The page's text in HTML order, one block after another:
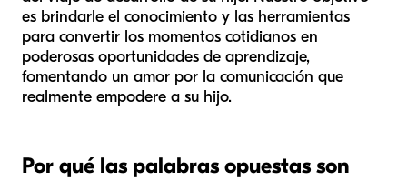
es brindarle el conocimiento y las herramientas
para convertir los momentos cotidianos en
poderosas oportunidades de aprendizaje,
fomentando un amor por la comunicación que
realmente empodere a su hijo.
Por qué las palabras opuestas son